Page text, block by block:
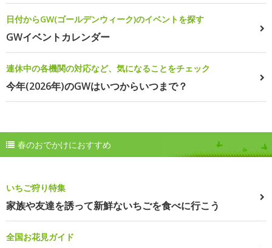
日付からGW(ゴールデンウィーク)のイベントを探す
GWイベントカレンダー
連休中の各機関の対応など、気になることをチェック
今年(2026年)のGWはいつからいつまで？
春のおでかけにおすすめ
いちご狩り特集
家族や友達を誘って新鮮ないちごを食べに行こう
全国お花見ガイド